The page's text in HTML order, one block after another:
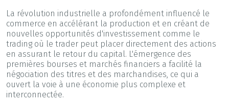
La révolution industrielle a profondément influencé le
commerce en accélérant la production et en créant de
nouvelles opportunités d'investissement comme le
trading où le trader peut placer directement des actions
en assurant le retour du capital. L'émergence des
premières bourses et marchés financiers a facilité la
négociation des titres et des marchandises, ce qui a
ouvert la voie à une économie plus complexe et
interconnectée.